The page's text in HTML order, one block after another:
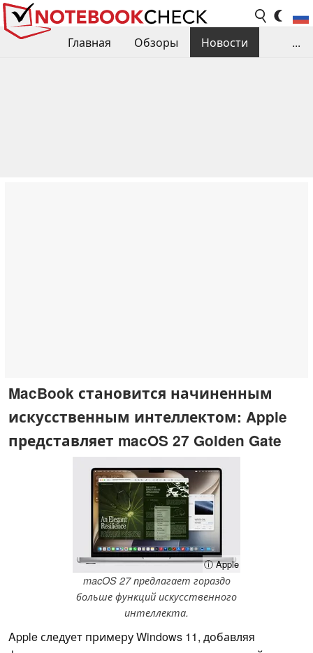
Главная Обзоры
Новости
...
MacBook становится начиненным
искусственным интеллектом: Apple
представляет macOS 27 Golden Gate
ⓘ Apple
macOS 27 предлагает гораздо
больше функций искусственного
интеллекта.
Apple следует примеру Windows 11, добавляя